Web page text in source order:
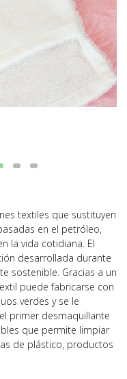
textiles que sustituyen
en el petróleo,
la vida cotidiana. El
desarrollada durante
sostenible. Gracias a un
puede fabricarse con
verdes y se le
primer desmaquillante
que permite limpiar
de plástico, productos